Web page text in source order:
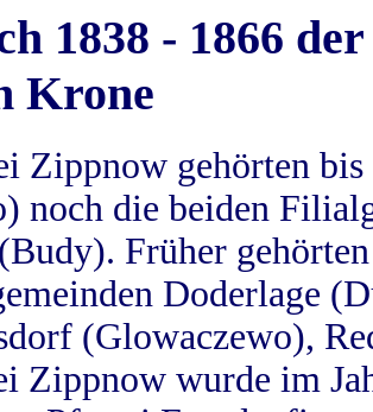
1838 - 1866
Krone
Zippnow gehörten
noch die beiden
Früher
Doderlage
(Glowaczewo),
Zippnow wurde im